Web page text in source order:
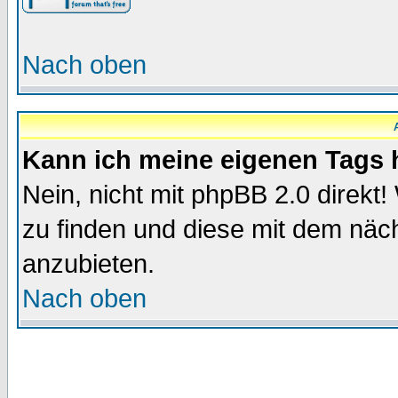
Nach oben
Kann ich meine eigenen Tags
Nein, nicht mit phpBB 2.0
zu finden und diese mit dem
anzubieten.
Nach oben